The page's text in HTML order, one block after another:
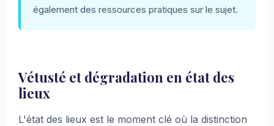
également des ressources pratiques sur le sujet.
Vétusté et dégradation en état des
lieux
L'état des lieux est le moment clé où la distinction